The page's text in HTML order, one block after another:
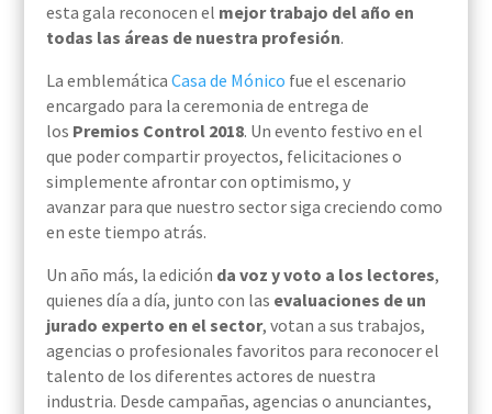
esta gala reconocen el mejor trabajo del año en
todas las áreas de nuestra profesión.
La emblemática Casa de Mónico fue el escenario
encargado para la ceremonia de entrega de
los Premios Control 2018. Un evento festivo en el
que poder compartir proyectos, felicitaciones o
simplemente afrontar con optimismo, y
avanzar para que nuestro sector siga creciendo como
en este tiempo atrás.
Un año más, la edición da voz y voto a los lectores,
quienes día a día, junto con las evaluaciones de un
jurado experto en el sector, votan a sus trabajos,
agencias o profesionales favoritos para reconocer el
talento de los diferentes actores de nuestra
industria. Desde campañas, agencias o anunciantes,